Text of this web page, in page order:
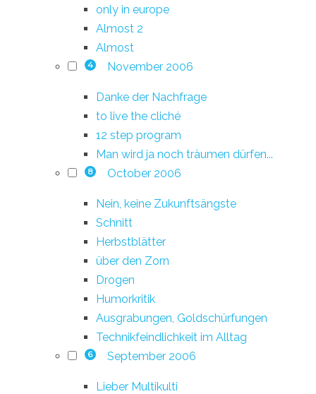
only in europe
Almost 2
Almost
4 November 2006
Danke der Nachfrage
to live the cliché
12 step program
Man wird ja noch träumen dürfen...
8 October 2006
Nein, keine Zukunftsängste
Schnitt
Herbstblätter
über den Zorn
Drogen
Humorkritik
Ausgrabungen, Goldschürfungen
Technikfeindlichkeit im Alltag
6 September 2006
Lieber Multikulti